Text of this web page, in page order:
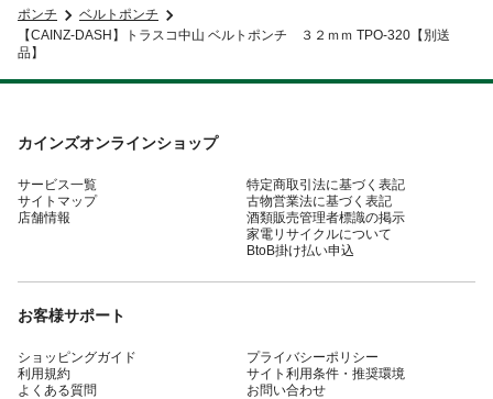
ポンチ
ベルトポンチ
【CAINZ-DASH】トラスコ中山 ベルトポンチ ３２ｍｍ TPO-320【別送
品】
カインズオンラインショップ
サービス一覧
サイトマップ
店舗情報
特定商取引法に基づく表記
古物営業法に基づく表記
酒類販売管理者標識の掲示
家電リサイクルについて
BtoB掛け払い申込
お客様サポート
ショッピングガイド
利用規約
よくある質問
プライバシーポリシー
サイト利用条件・推奨環境
お問い合わせ